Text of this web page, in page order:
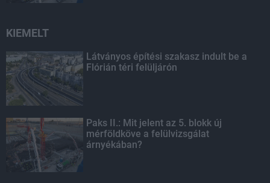
KIEMELT
Látványos építési szakasz indult be a
Flórián téri felüljárón
Paks II.: Mit jelent az 5. blokk új
mérföldköve a felülvizsgálat
árnyékában?